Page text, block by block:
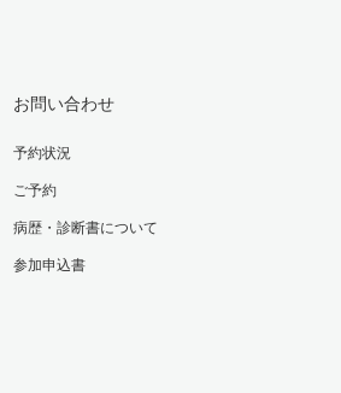
お問い合わせ
予約状況
ご予約
病歴・診断書について
参加申込書